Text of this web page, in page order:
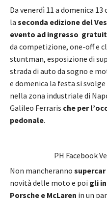
Da venerdì 11 a domenica
la seconda edizione del
evento ad ingresso
da competizione, one-off e
stuntman, esposizione di
strada di auto da sogno e
e domenica la festa si svolge
nella zona industriale di
Galileo Ferraris che per
pedonale.
PH Facebook
Non mancheranno
novità delle moto e poi gli
Porsche e McLaren in un